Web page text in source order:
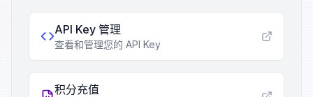
API Key 管理
查看和管理您的 API Key
积分充值